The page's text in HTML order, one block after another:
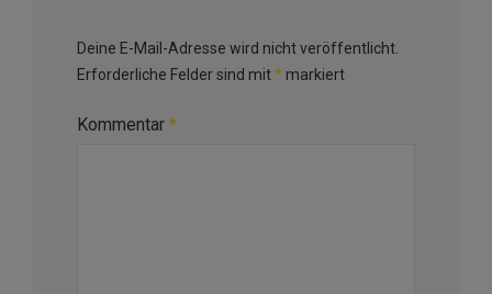
Deine E-Mail-Adresse wird nicht veröffentlicht.
Erforderliche Felder sind mit* markiert
Kommentar *